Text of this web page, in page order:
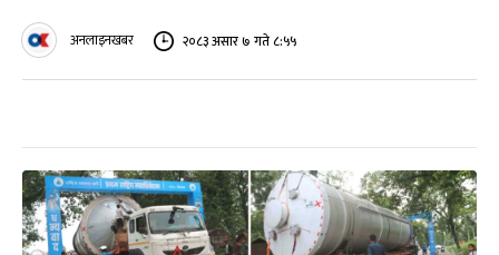
अनलाइनखबर २०८३ असार ७ गते ८:५५